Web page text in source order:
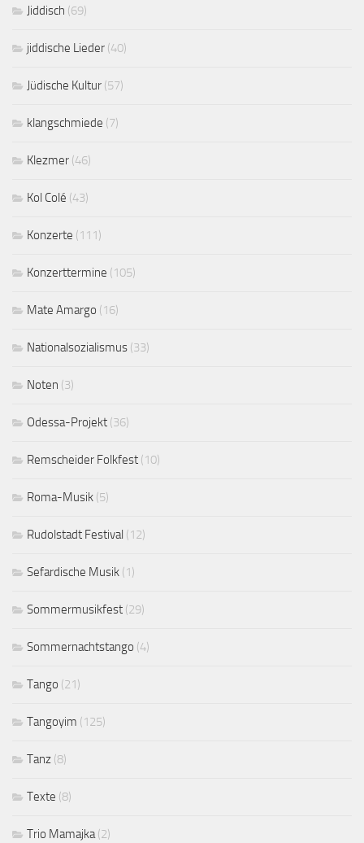
Jiddisch (69)
jiddische Lieder (40)
Jüdische Kultur (57)
klangschmiede (7)
Klezmer (46)
Kol Colé (43)
Konzerte (111)
Konzerttermine (105)
Mate Amargo (16)
Nationalsozialismus (33)
Noten (3)
Odessa-Projekt (36)
Remscheider Folkfest (10)
Roma-Musik (5)
Rudolstadt Festival (12)
Sefardische Musik (1)
Sommermusikfest (29)
Sommernachtstango (4)
Tango (21)
Tangoyim (125)
Tanz (8)
Texte (8)
Trio Mamajka(2)